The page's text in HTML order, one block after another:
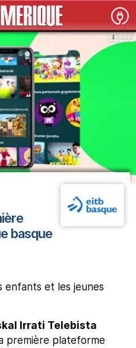
basque
enfants et les jeunes
Irrati Telebista
première plateforme